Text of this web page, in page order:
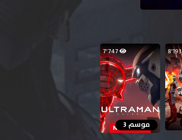
8٬193 7٬747
موسم 3